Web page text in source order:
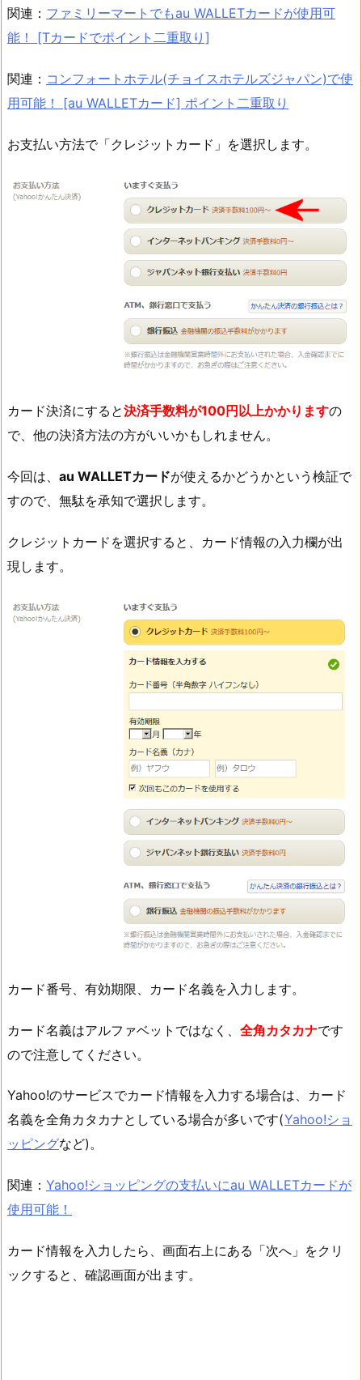
関連： ファミリーマートでもau WALLETカードが使用可
能！ [Tカードでポイント二重取り]
関連： コンフォートホテル(チョイスホテルズジャパン)で使
用可能！ [au WALLETカード] ポイント二重取り
お支払い方法で「クレジットカード」を選択します。
カード決済にすると決済手数料が100円以上かかりますの
で、他の決済方法の方がいいかもしれません。
今回は、 au WALLETカードが使えるかどうかという検証で
すので、無駄を承知で選択します。
クレジットカードを選択すると、カード情報の入力欄が出
現します。
カード番号、有効期限、カード名義を入力します。
カード名義はアルファベットではなく、 全角カタカナです
ので注意してください。
Yahoo!のサービスでカード情報を入力する場合は、カード
名義を全角カタカナとしている場合が多いです(Yahoo!ショ
ッピングなど)。
関連： Yahoo!ショッピングの支払いにau WALLETカードが
使用可能！
カード情報を入力したら、画面右上にある「次へ」をクリ
ックすると、確認画面が出ます。